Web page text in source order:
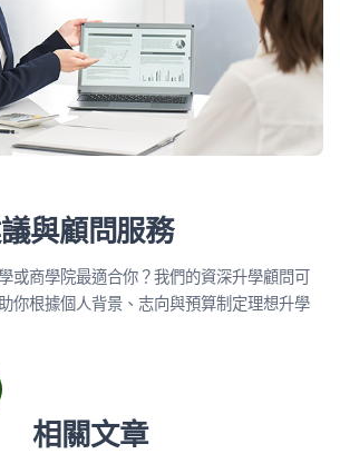
與顧問服務
或商學院最適合你？我們的資深升學顧問可
你根據個人背景、志向與預算制定理想升學
相關文章